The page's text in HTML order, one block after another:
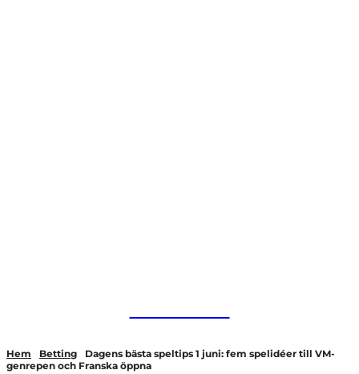
Hem Betting
Dagens bästa speltips 1 juni: fem spelidéer till VM-
genrepen och Franska öppna